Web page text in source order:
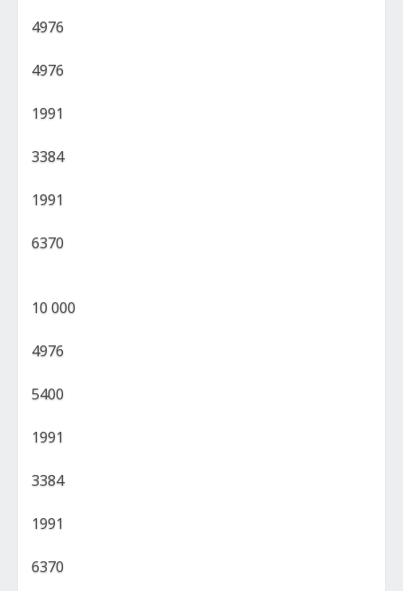
4976
4976
1991
3384
1991
6370
10 000
4976
5400
1991
3384
1991
6370